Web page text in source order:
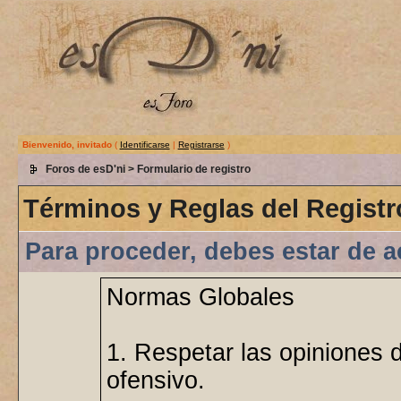
Bienvenido, invitado( Identificarse | Registrarse )
Foros de esD'ni> Formulario de registro
Términos y Reglas del
Para proceder, debes estar de
Normas Globales
1. Respetar las opiniones
ofensivo.